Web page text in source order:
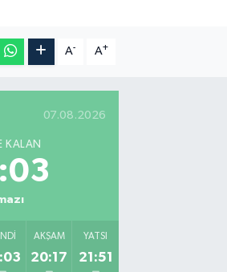
A- A+
07.08.2026
KALAN
AKŞAM
20:17
YATSI
21:51